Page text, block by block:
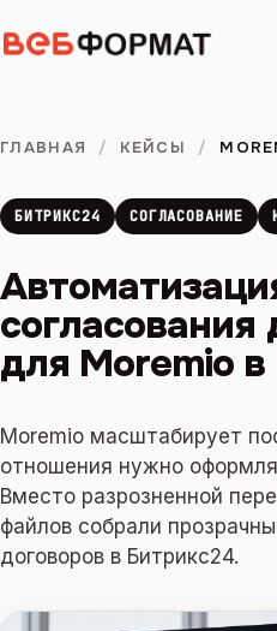
ГЛАВНАЯ / КЕЙСЫ /
БИТРИКС24 СОГЛАСОВАНИЕ
согласования
для Moremio
Moremio масштабирует
отношения нужно
Вместо разрозненной
файлов собрали
договоров в Битрикс24.